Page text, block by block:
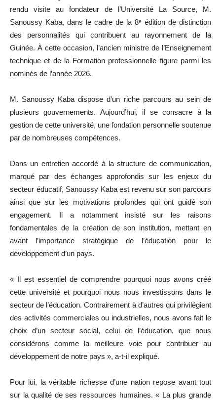
rendu visite au fondateur de l’Université La Source, M.
Sanoussy Kaba, dans le cadre de la 8ᵉ édition de distinction
des personnalités qui contribuent au rayonnement de la
Guinée. À cette occasion, l’ancien ministre de l’Enseignement
technique et de la Formation professionnelle figure parmi les
nominés de l’année 2026.
M. Sanoussy Kaba dispose d’un riche parcours au sein de
plusieurs gouvernements. Aujourd’hui, il se consacre à la
gestion de cette université, une fondation personnelle soutenue
par de nombreuses compétences.
Dans un entretien accordé à la structure de communication,
marqué par des échanges approfondis sur les enjeux du
secteur éducatif, Sanoussy Kaba est revenu sur son parcours
ainsi que sur les motivations profondes qui ont guidé son
engagement. Il a notamment insisté sur les raisons
fondamentales de la création de son institution, mettant en
avant l’importance stratégique de l’éducation pour le
développement d’un pays.
« Il est essentiel de comprendre pourquoi nous avons créé
cette université et pourquoi nous nous investissons dans le
secteur de l’éducation. Contrairement à d’autres qui privilégient
des activités commerciales ou industrielles, nous avons fait le
choix d’un secteur social, celui de l’éducation, que nous
considérons comme la meilleure voie pour contribuer au
développement de notre pays », a-t-il expliqué.
Pour lui, la véritable richesse d’une nation repose avant tout
sur la qualité de ses ressources humaines. « La plus grande